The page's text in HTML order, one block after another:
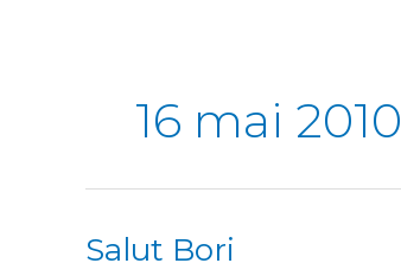
16 mai 2010
Salut Bori
Salut